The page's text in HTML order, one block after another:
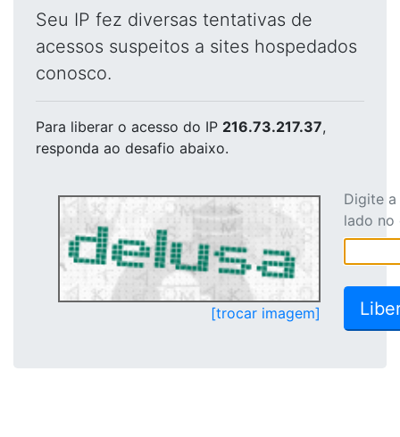
Seu IP fez diversas tentativas de
acessos suspeitos a sites hospedados
conosco.
Para liberar o acesso do IP 216.73.217.37,
responda ao desafio abaixo.
[trocar imagem]
Digite
lado no